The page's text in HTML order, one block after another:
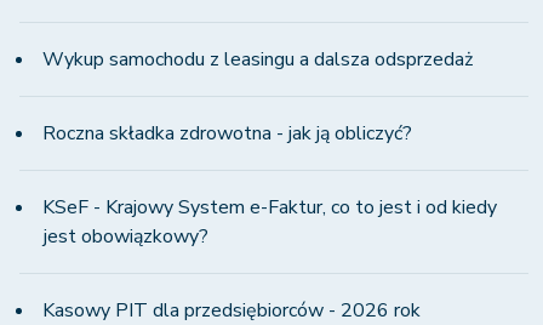
Wykup samochodu z leasingu a dalsza odsprzedaż
Roczna składka zdrowotna - jak ją obliczyć?
KSeF - Krajowy System e-Faktur, co to jest i od kiedy
jest obowiązkowy?
Kasowy PIT dla przedsiębiorców - 2026 rok